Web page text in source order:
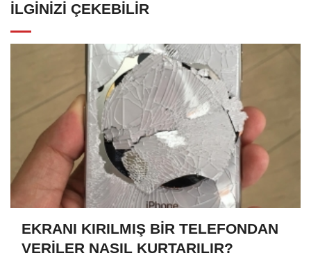
İLGINIZI ÇEKEBILIR
EKRANI KIRILMIŞ BİR TELEFONDAN
VERİLER NASIL KURTARILIR?